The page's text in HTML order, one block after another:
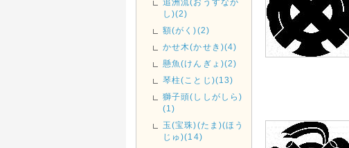
し)(2)
額(がく)(2)
かせ木(かせき)(4)
懸魚(けんぎょ)(2)
琴柱(ことじ)(13)
獅子頭(ししがしら)
(1)
玉(宝珠)(たま)(ほう
じゅ)(14)